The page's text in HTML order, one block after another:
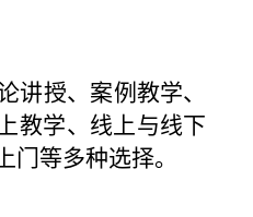
讲授、案例教学、
教学、线上与线下
门等多种选择。